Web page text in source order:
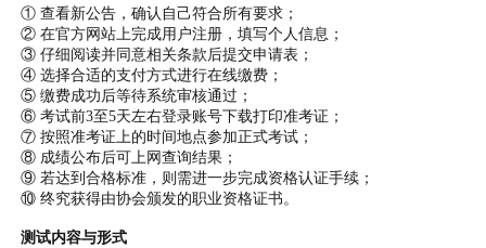
① 查看新公告，确认自己符合所有要求；
② 在官方网站上完成用户注册，填写个人信息；
③ 仔细阅读并同意相关条款后提交申请表；
④ 选择合适的支付方式进行在线缴费；
⑤ 缴费成功后等待系统审核通过；
⑥ 考试前3至5天左右登录账号下载打印准考证；
⑦ 按照准考证上的时间地点参加正式考试；
⑧ 成绩公布后可上网查询结果；
⑨ 若达到合格标准，则需进一步完成资格认证手续；
⑩ 终究获得由协会颁发的职业资格证书。
测试内容与形式